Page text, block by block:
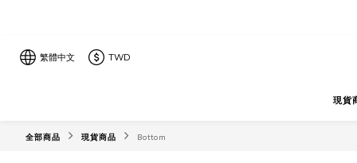
繁體中文 TWD
現貨
全部商品 現貨商品 Bottom